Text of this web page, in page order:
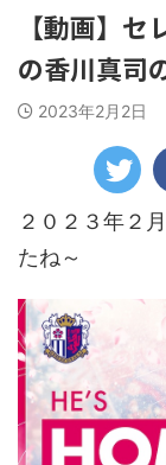
【動画】
の香川真司
2023年2月2日
２０２３年２
たね～